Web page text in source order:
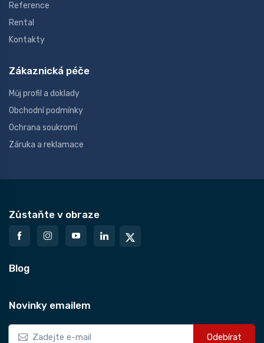
Reference
Rental
Kontakty
Zákaznická péče
Můj profil a doklady
Obchodní podmínky
Ochrana soukromí
Záruka a reklamace
Zůstaňte v obraze
Blog
Novinky emailem
Odebírat